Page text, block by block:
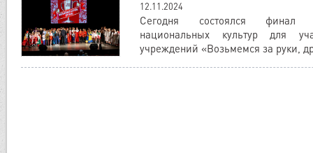
12.11.2024
Сегодня состоялся финал
национальных культур для
учреждений «Возьмемся за руки,